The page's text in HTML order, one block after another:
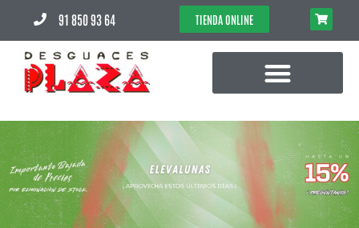
91 850 93 64 TIENDA ONLINE